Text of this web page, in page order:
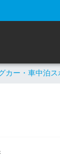
カー・車中泊